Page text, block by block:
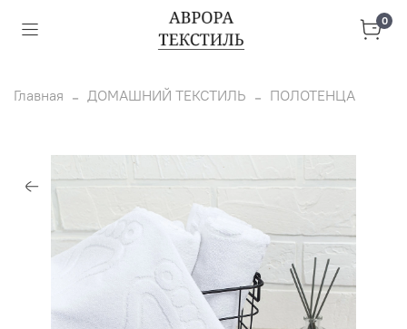
0
Главная ДОМАШНИЙ ТЕКСТИЛЬ ПОЛОТЕНЦА